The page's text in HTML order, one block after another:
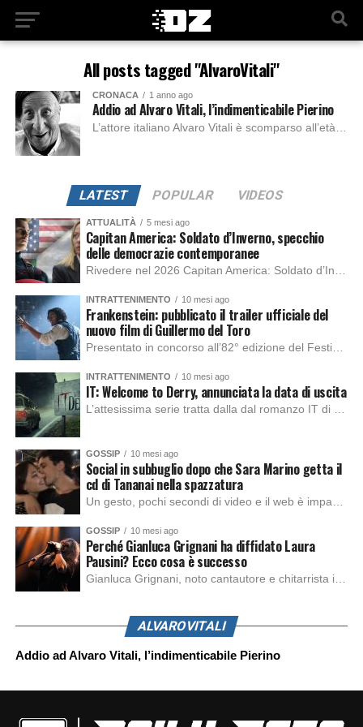
All posts tagged "AlvaroVitali"
CRONACA 1 anno ago
Addio ad Alvaro Vitali, l’indimenticabile Pierino
LATEST POPULAR VIDEOS
ATTUALITÀ 5 mesi ago
Capitan America: Soldato d’Inverno, specchio
delle democrazie contemporanee
INTRATTENIMENTO 10 mesi ago
Frankenstein: pubblicato il trailer ufficiale del
nuovo film di Guillermo del Toro
INTRATTENIMENTO 10 mesi ago
IT: Welcome to Derry, annunciata la data di uscita
GOSSIP 10 mesi ago
Social in subbuglio dopo che Sara Marino getta il
cd di Tananai nella spazzatura
GOSSIP 10 mesi ago
Perché Gianluca Grignani ha diffidato Laura
Pausini? Ecco cosa è successo
ALVAROVITALI
Addio ad Alvaro Vitali, l’indimenticabile Pierino